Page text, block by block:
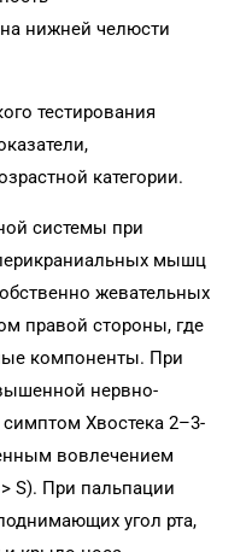
нижней челюсти
тестирования
категории.
системы при
мышц
жевательных
правой стороны, где
компоненты. При
нервно-
Хвостека 2–3-
вовлечением
S). При пальпации
угол рта,